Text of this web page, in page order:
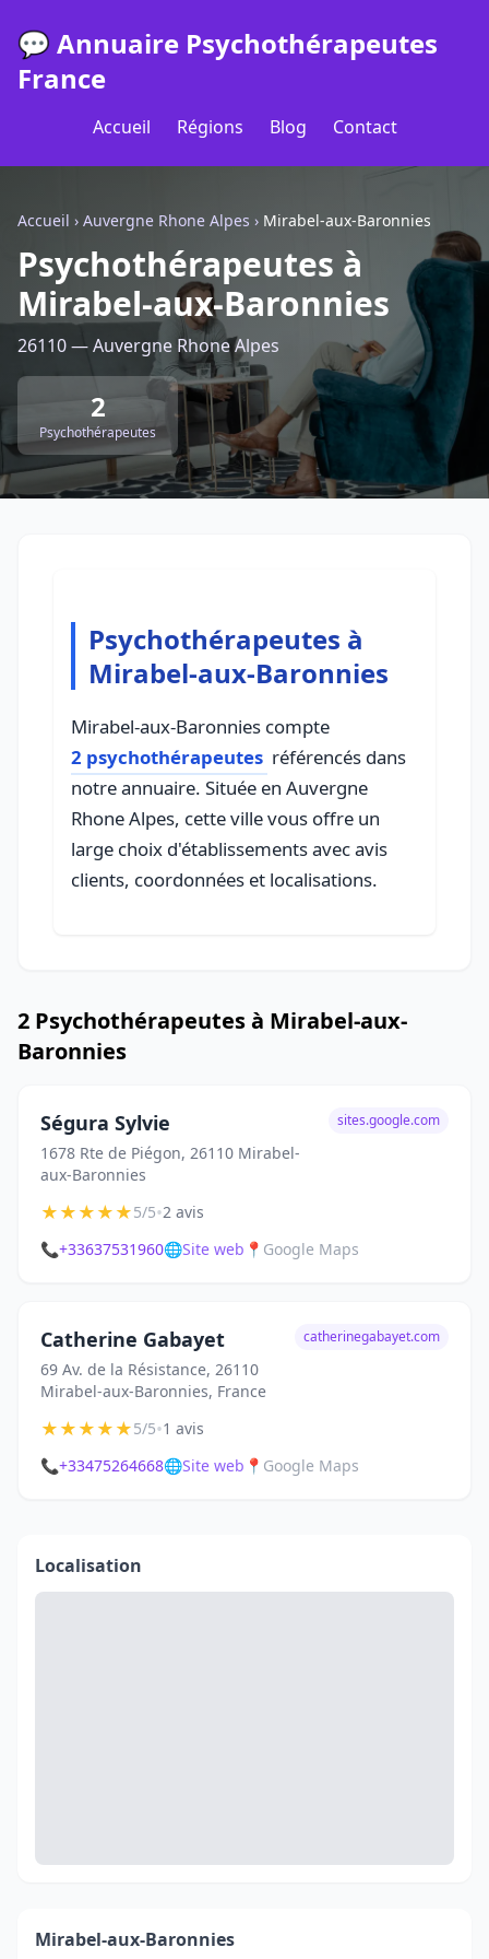
💬 Annuaire Psychothérapeutes
France
Accueil Régions Blog Contact
Accueil › Auvergne Rhone Alpes › Mirabel-aux-Baronnies
Psychothérapeutes à
Mirabel-aux-Baronnies
26110 — Auvergne Rhone Alpes
2
Psychothérapeutes
Psychothérapeutes à
Mirabel-aux-Baronnies
Mirabel-aux-Baronnies compte
2 psychothérapeutes référencés dans
notre annuaire. Située en Auvergne
Rhone Alpes, cette ville vous offre un
large choix d'établissements avec avis
clients, coordonnées et localisations.
2 Psychothérapeutes à Mirabel-aux-
Baronnies
Ségura Sylvie
1678 Rte de Piégon, 26110 Mirabel-
aux-Baronnies
sites.google.com
★★★★★5/5•2 avis
📞+33637531960🌐Site web 📍 Google Maps
Catherine Gabayet
69 Av. de la Résistance, 26110
Mirabel-aux-Baronnies, France
catherinegabayet.com
★★★★★5/5•1 avis
📞+33475264668🌐Site web 📍 Google Maps
Localisation
Mirabel-aux-Baronnies